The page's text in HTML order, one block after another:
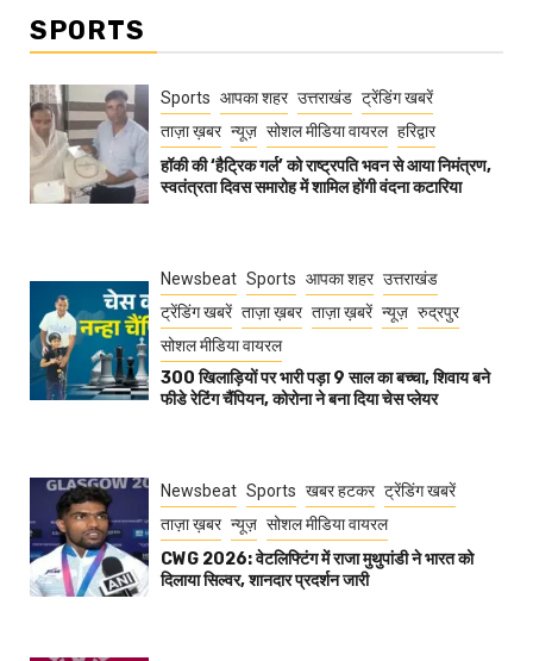
SPORTS
Sports आपका शहर उत्तराखंड ट्रेंडिंग खबरें
ताज़ा ख़बर न्यूज़ सोशल मीडिया वायरल हरिद्वार
हॉकी की ‘हैट्रिक गर्ल’ को राष्ट्रपति भवन से आया निमंत्रण,
स्वतंत्रता दिवस समारोह में शामिल होंगी वंदना कटारिया
Newsbeat Sports आपका शहर उत्तराखंड
ट्रेंडिंग खबरें ताज़ा ख़बर ताज़ा ख़बरें न्यूज़ रुद्रपुर
सोशल मीडिया वायरल
300 खिलाड़ियों पर भारी पड़ा 9 साल का बच्चा, शिवाय बने
फीडे रेटिंग चैंपियन, कोरोना ने बना दिया चेस प्लेयर
Newsbeat Sports खबर हटकर ट्रेंडिंग खबरें
ताज़ा ख़बर न्यूज़ सोशल मीडिया वायरल
CWG 2026: वेटलिफ्टिंग में राजा मुथुपांडी ने भारत को
दिलाया सिल्वर, शानदार प्रदर्शन जारी